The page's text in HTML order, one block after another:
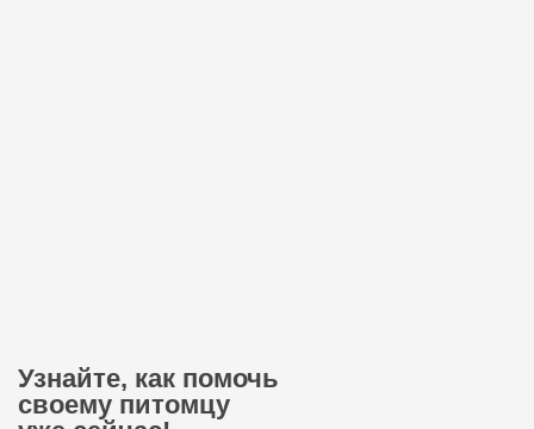
Узнайте, как помочь
своему питомцу